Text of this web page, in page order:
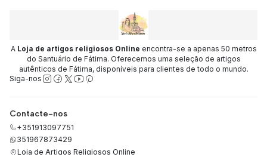
A Loja de artigos religiosos Online encontra-se a apenas 50 metros
do Santuário de Fátima. Oferecemos uma seleção de artigos
autênticos de Fátima, disponíveis para clientes de todo o mundo.
Siga-nos
Contacte-nos
+351913097751
351967873429
Loja de Artigos Religiosos Online